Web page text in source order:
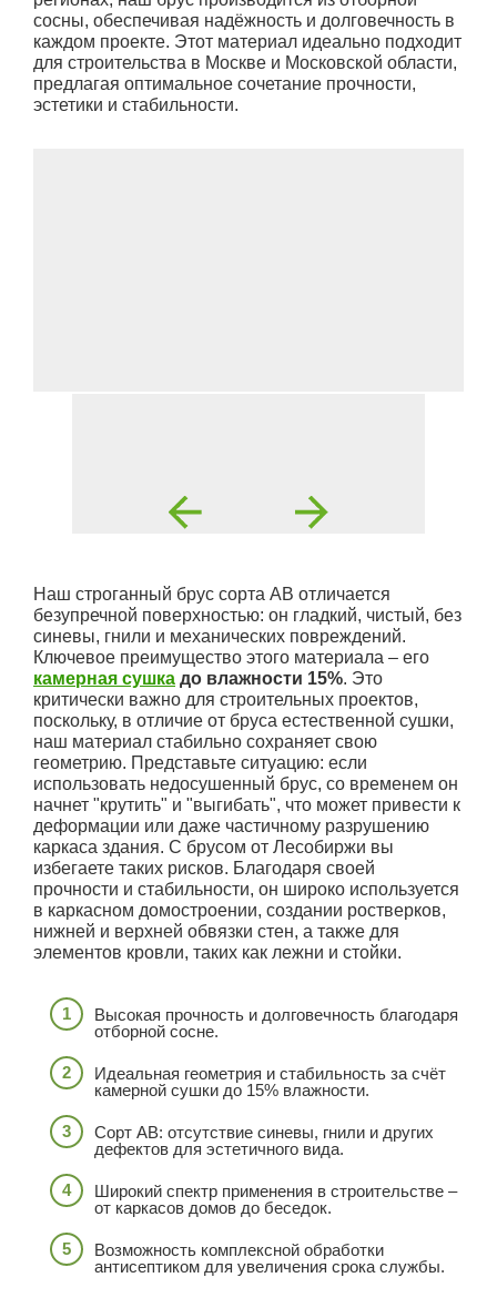
сосны, обеспечивая надёжность и долговечность в
каждом проекте. Этот материал идеально подходит
для строительства в Москве и Московской области,
предлагая оптимальное сочетание прочности,
эстетики и стабильности.
Наш строганный брус сорта АВ отличается
безупречной поверхностью: он гладкий, чистый, без
синевы, гнили и механических повреждений.
Ключевое преимущество этого материала – его
камерная сушка до влажности 15%. Это
критически важно для строительных проектов,
поскольку, в отличие от бруса естественной сушки,
наш материал стабильно сохраняет свою
геометрию. Представьте ситуацию: если
использовать недосушенный брус, со временем он
начнет "крутить" и "выгибать", что может привести к
деформации или даже частичному разрушению
каркаса здания. С брусом от Лесобиржи вы
избегаете таких рисков. Благодаря своей
прочности и стабильности, он широко используется
в каркасном домостроении, создании ростверков,
нижней и верхней обвязки стен, а также для
элементов кровли, таких как лежни и стойки.
Высокая прочность и долговечность благодаря
отборной сосне.
Идеальная геометрия и стабильность за счёт
камерной сушки до 15% влажности.
Сорт АВ: отсутствие синевы, гнили и других
дефектов для эстетичного вида.
Широкий спектр применения в строительстве –
от каркасов домов до беседок.
Возможность комплексной обработки
антисептиком для увеличения срока службы.